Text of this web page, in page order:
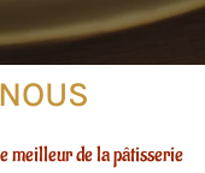
meilleur de la pâtisserie